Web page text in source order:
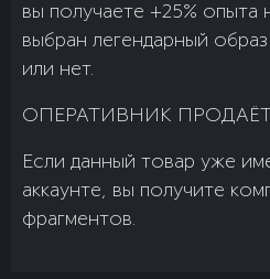
вы получаете +25% опыта
выбран легендарный
или нет.
ОПЕРАТИВНИК
Если данный товар уже
аккаунте, вы получите
фрагментов.